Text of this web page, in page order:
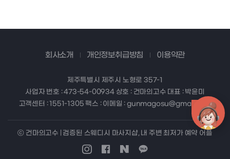
회사소개 개인정보취급방침 이용약관
제주특별시 제주시 노형로 357-1
사업자 번호 : 473-54-00934 상호 : 건마의고수 대표 : 박윤미
고객센터 : 1551-1305 팩스 : 이메일 : gunmagosu@gmail.com
ⓒ 건마의고수 | 검증된 스웨디시 마사지샵, 내 주변 최저가 예약 어플